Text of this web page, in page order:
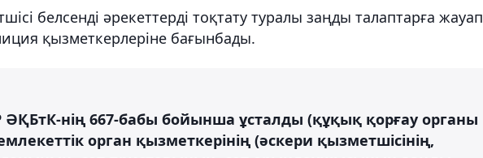
белсенді әрекеттерді тоқтату туралы заңды талаптарға жауап
қызметкерлеріне бағынбады.
ӘҚБтК-нің 667-бабы бойынша ұсталды (құқық қорғау органы
орган қызметкерінің (әскери қызметшісінің,